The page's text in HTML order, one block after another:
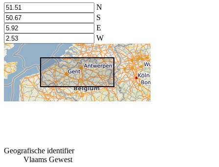
N
S
E
W
Geografische identifier
Vlaams Gewest